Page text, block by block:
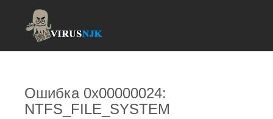
Ошибка 0x00000024:
NTFS_FILE_SYSTEM